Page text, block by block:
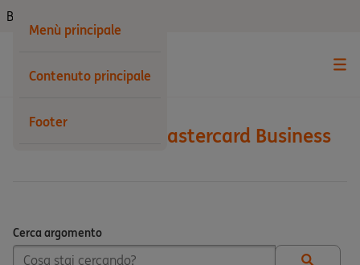
Menù principale
Contenuto principale
Footer
Business
Carta di Debito Mastercard Business
Cerca argomento
Cerca argomento